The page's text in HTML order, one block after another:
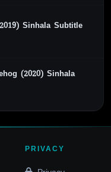
Sinhala Subtitle
(2020) Sinhala
PRIVACY